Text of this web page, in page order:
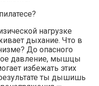
нагрузке
дыхание. Что в
До опасного
давление, мышцы
избежать этих
ты дышишь